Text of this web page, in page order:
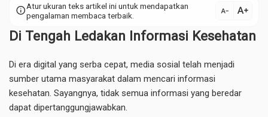
infoAtur ukuran teks artikel ini untuk mendapatkan
pengalaman membaca terbaik.
text_decrease text_increase
Di Tengah Ledakan Informasi Kesehatan
Di era digital yang serba cepat, media sosial telah menjadi
sumber utama masyarakat dalam mencari informasi
kesehatan. Sayangnya, tidak semua informasi yang beredar
dapat dipertanggungjawabkan.